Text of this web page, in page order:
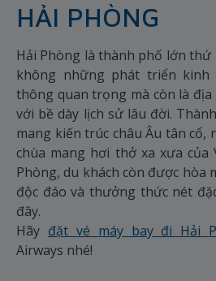
HẢI PHÒNG
Hải Phòng là thành phố lớn thứ
không những phát triển
thông quan trọng mà còn là
với bề dày lịch sử lâu đời.
mang kiến trúc châu Âu tân cổ,
chùa mang hơi thở xa xưa của
Phòng, du khách còn được hòa
độc đáo và thưởng thức nét
đây.
Hãy đặt vé máy bay đi Hải
Airways nhé!